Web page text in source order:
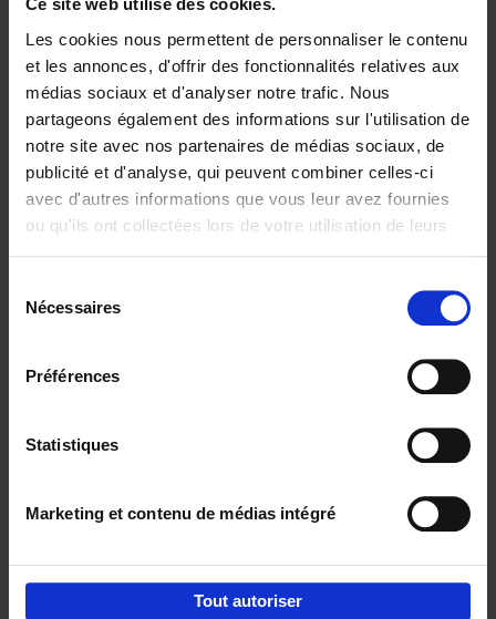
Ce site web utilise des cookies.
Les cookies nous permettent de personnaliser le contenu
et les annonces, d'offrir des fonctionnalités relatives aux
médias sociaux et d'analyser notre trafic. Nous
partageons également des informations sur l'utilisation de
notre site avec nos partenaires de médias sociaux, de
publicité et d'analyse, qui peuvent combiner celles-ci
avec d'autres informations que vous leur avez fournies
ou qu'ils ont collectées lors de votre utilisation de leurs
Nécessaires
Préférences
Statistiques
Marketing et contenu de médias intégré
Tout autoriser
Building Bonds = Building
Business
Jochen Roef Jozefien De Feyter
Carolien Boom
Couverture souple
2025 200
€29,99
Digital marketing like a PRO -
completely revised edition (EN)